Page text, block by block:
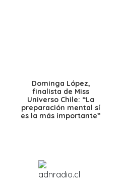
Dominga López,
finalista de Miss
Universo Chile: “La
preparación mental sí
es la más importante”